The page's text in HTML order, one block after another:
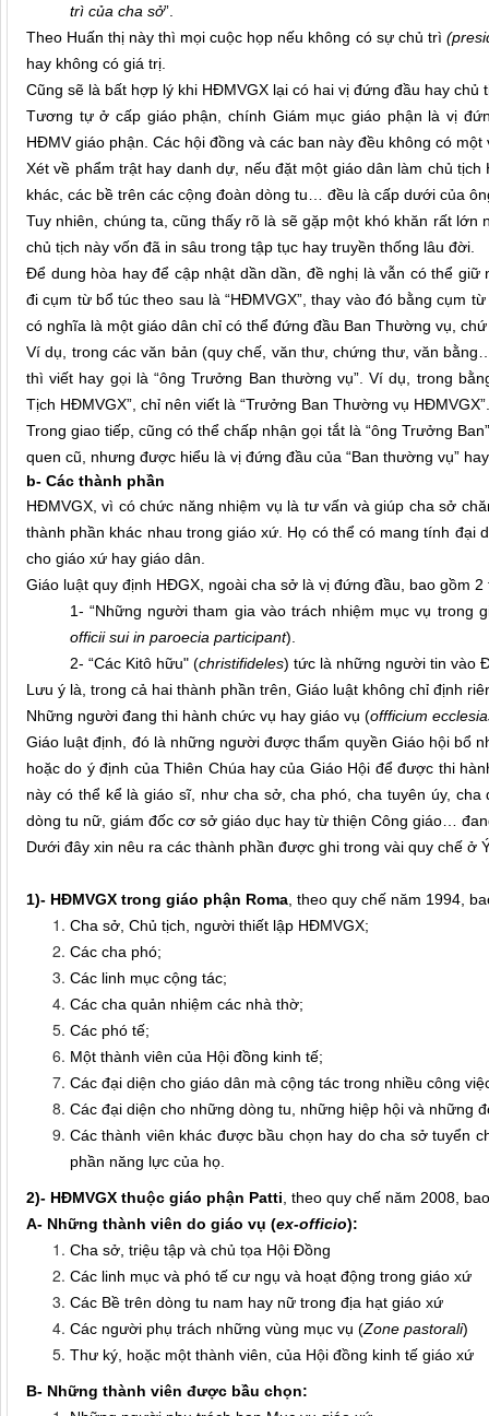
trì của cha sở”.
Theo Huấn thị này thì mọi cuộc họp nếu không có sự chủ trì
hay không có giá trị.
Cũng sẽ là bất hợp lý khi HĐMVGX lại có hai vị đứng đầu hay chủ
Tương tự ở cấp giáo phận, chính Giám mục giáo phận là vị
HĐMV giáo phận. Các hội đồng và các ban này đều không có
Xét về phẩm trật hay danh dự, nếu đặt một giáo dân làm chủ
khác, các bề trên các cộng đoàn dòng tu… đều là cấp dưới của
Tuy nhiên, chúng ta, cũng thấy rõ là sẽ gặp một khó khăn rất
chủ tịch này vốn đã in sâu trong tập tục hay truyền thống lâu đời.
Để dung hòa hay để cập nhật dần dần, đề nghị là vẫn có thể
đi cụm từ bổ túc theo sau là “HĐMVGX”, thay vào đó bằng cụm
có nghĩa là một giáo dân chỉ có thể đứng đầu Ban Thường vụ,
Ví dụ, trong các văn bản (quy chế, văn thư, chứng thư, văn
thì viết hay gọi là “ông Trưởng Ban thường vụ”. Ví dụ, trong
Tịch HĐMVGX”, chỉ nên viết là “Trưởng Ban Thường vụ HĐMVGX”.
Trong giao tiếp, cũng có thể chấp nhận gọi tắt là “ông Trưởng
quen cũ, nhưng được hiểu là vị đứng đầu của “Ban thường vụ”
b- Các thành phần
HĐMVGX, vì có chức năng nhiệm vụ là tư vấn và giúp cha sở
thành phần khác nhau trong giáo xứ. Họ có thể có mang tính đại
cho giáo xứ hay giáo dân.
Giáo luật quy định HĐGX, ngoài cha sở là vị đứng đầu, bao gồm
1- “Những người tham gia vào trách nhiệm mục vụ trong
officii sui in paroecia participant).
2- “Các Kitô hữu" (christifideles) tức là những người tin vào
Lưu ý là, trong cả hai thành phần trên, Giáo luật không chỉ định
Những người đang thi hành chức vụ hay giáo vụ (offficium
Giáo luật định, đó là những người được thẩm quyền Giáo hội bổ
hoặc do ý định của Thiên Chúa hay của Giáo Hội để được thi
này có thể kể là giáo sĩ, như cha sở, cha phó, cha tuyên úy,
dòng tu nữ, giám đốc cơ sở giáo dục hay từ thiện Công giáo…
Dưới đây xin nêu ra các thành phần được ghi trong vài quy chế ở
1)- HĐMVGX trong giáo phận Roma , theo quy chế năm 1994,
Cha sở, Chủ tịch, người thiết lập HĐMVGX;
Các cha phó;
Các linh mục cộng tác;
Các cha quản nhiệm các nhà thờ;
Các phó tế;
Một thành viên của Hội đồng kinh tế;
Các đại diện cho giáo dân mà cộng tác trong nhiều công
Các đại diện cho những dòng tu, những hiệp hội và những
Các thành viên khác được bầu chọn hay do cha sở tuyển
phần năng lực của họ.
2)- HĐMVGX thuộc giáo phận Patti , theo quy chế năm 2008,
A- Những thành viên do giáo vụ (ex-officio):
Cha sở, triệu tập và chủ tọa Hội Đồng
Các linh mục và phó tế cư ngụ và hoạt động trong giáo xứ
Các Bề trên dòng tu nam hay nữ trong địa hạt giáo xứ
Các người phụ trách những vùng mục vụ (Zone pastorali)
Thư ký, hoặc một thành viên, của Hội đồng kinh tế giáo xứ
B- Những thành viên được bầu chọn: